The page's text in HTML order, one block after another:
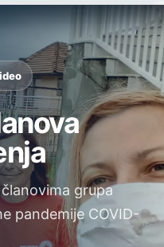
grupa
pandemije COVID-